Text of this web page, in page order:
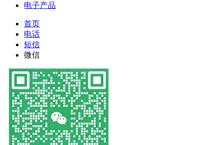
电子产品
首页
电话
短信
微信